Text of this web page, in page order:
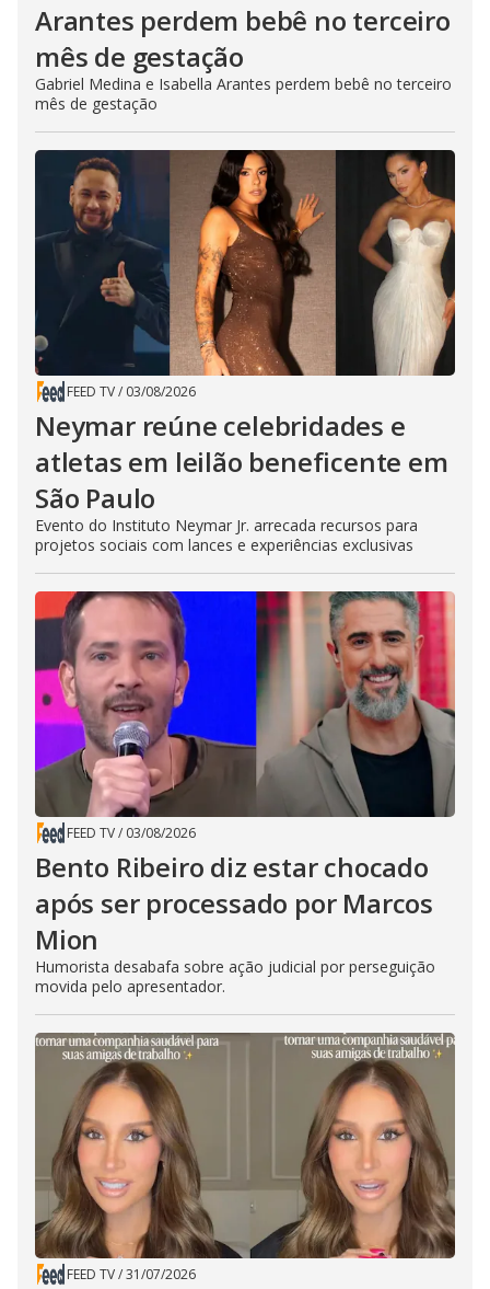
Arantes perdem bebê no terceiro
mês de gestação
Gabriel Medina e Isabella Arantes perdem bebê no terceiro
mês de gestação
FEED TV/ 03/08/2026
Neymar reúne celebridades e
atletas em leilão beneficente em
São Paulo
Evento do Instituto Neymar Jr. arrecada recursos para
projetos sociais com lances e experiências exclusivas
FEED TV/ 03/08/2026
Bento Ribeiro diz estar chocado
após ser processado por Marcos
Mion
Humorista desabafa sobre ação judicial por perseguição
movida pelo apresentador.
FEED TV/31/07/2026